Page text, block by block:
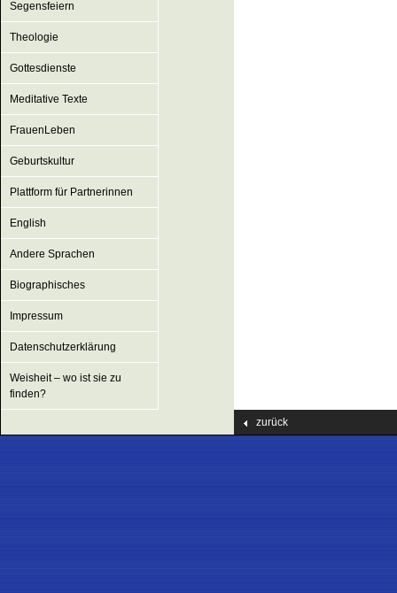
Segensfeiern
Theologie
Gottesdienste
Meditative Texte
FrauenLeben
Geburtskultur
Plattform für Partnerinnen
English
Andere Sprachen
Biographisches
Impressum
Datenschutzerklärung
Weisheit – wo ist sie zu
finden?
zurück